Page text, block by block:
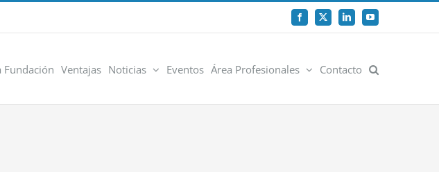
Facebook
X LinkedInYouTube
Fundación Ventajas Noticias Eventos Área Profesionales Contacto